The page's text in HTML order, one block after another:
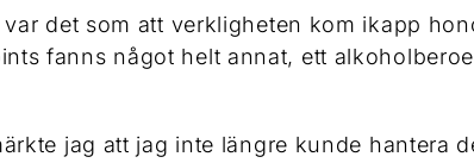
det som att verkligheten kom ikapp
fanns något helt annat, ett
jag att jag inte längre kunde hantera